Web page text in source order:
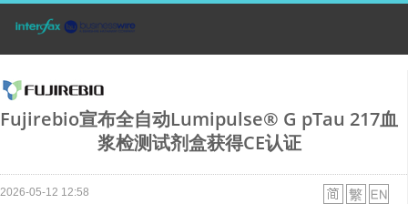
Fujirebio宣布全自动Lumipulse® G pTau 217血
浆检测试剂盒获得CE认证
2026-05-12 12:58